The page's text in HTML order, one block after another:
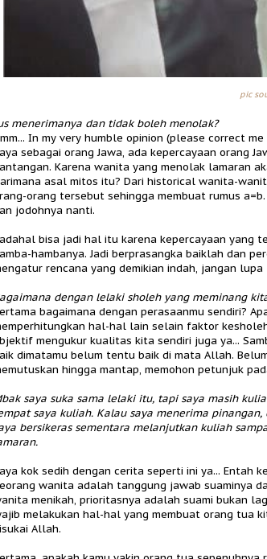
pic
menerimanya dan tidak boleh menolak?
In my very humble opinion (please correct
sebagai orang Jawa, ada kepercayaan orang
Karena wanita yang menolak lamaran
asal mitos itu? Dari historical wanita-
orang tersebut sehingga membuat rumus
jodohnya nanti.
bisa jadi hal itu karena kepercayaan yang
hambanya. Jadi berprasangka baiklah dan
rencana yang demikian indah, jangan
dengan lelaki sholeh yang meminang
bagaimana dengan perasaanmu sendiri?
hal-hal lain selain faktor
mengukur kualitas kita sendiri juga ya...
dimatamu belum tentu baik di mata Allah.
hingga mantap, memohon petunjuk
saya suka sama lelaki itu, tapi saya masih
saya kuliah. Kalau saya menerima
bersikeras sementara melanjutkan kuliah
kok sedih dengan cerita seperti ini ya... Entah
wanita adalah tanggung jawab suaminya
menikah, prioritasnya adalah suami bukan
melakukan hal-hal yang membuat orang tua
Allah.